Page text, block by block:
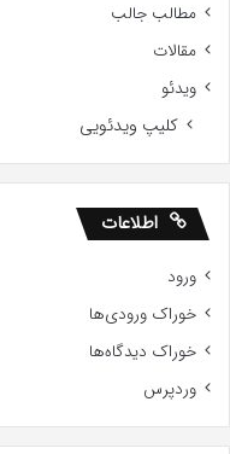
مطالب جالب
مقالات
ویدئو
کلیپ ویدئویی
اطلاعات
ورود
خوراک ورودی‌ها
خوراک دیدگاه‌ها
وردپرس